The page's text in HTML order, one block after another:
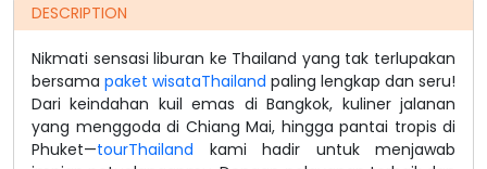
DESCRIPTION
Nikmati sensasi liburan ke Thailand yang tak terlupakan
bersama paket wisataThailand paling lengkap dan seru!
Dari keindahan kuil emas di Bangkok, kuliner jalanan
yang menggoda di Chiang Mai, hingga pantai tropis di
Phuket—tourThailand kami hadir untuk menjawab